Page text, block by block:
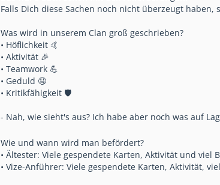
Falls Dich diese Sachen noch nicht überzeugt haben,
Was wird in unserem Clan groß geschrieben?
• Höflichkeit 🤙
• Aktivität 🎉
• Teamwork 💪
• Geduld 🤤
• Kritikfähigkeit 🛡️
- Nah, wie sieht's aus? Ich habe aber noch was auf
Wie und wann wird man befördert?
• Ältester: Viele gespendete Karten, Aktivität und viel
• Vize-Anführer: Viele gespendete Karten, Aktivität,